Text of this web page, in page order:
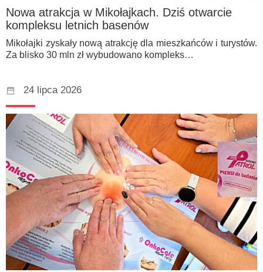
Nowa atrakcja w Mikołajkach. Dziś otwarcie
kompleksu letnich basenów
Mikołajki zyskały nową atrakcję dla mieszkańców i turystów.
Za blisko 30 mln zł wybudowano kompleks…
24 lipca 2026